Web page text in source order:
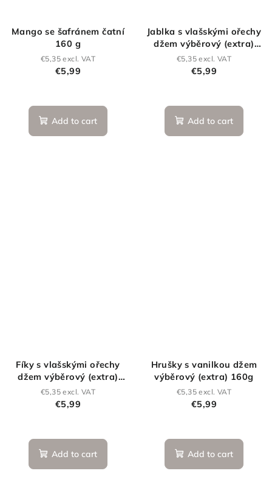
Mango se šafránem čatní
160 g
€5,35 excl. VAT
€5,99
Add to cart
Jablka s vlašskými ořechy
džem výběrový (extra)
160 g
€5,35 excl. VAT
€5,99
Add to cart
Fíky s vlašskými ořechy
džem výběrový (extra)
160g
€5,35 excl. VAT
€5,99
Add to cart
Hrušky s vanilkou džem
výběrový (extra) 160g
€5,35 excl. VAT
€5,99
Add to cart